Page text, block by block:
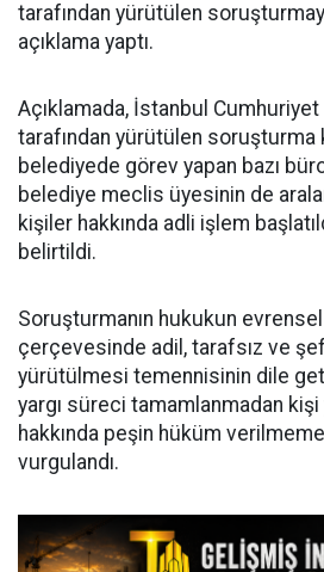
tarafından yürütülen
açıklama yaptı.
Açıklamada, İstanbul Cumhuriyet
tarafından yürütülen soruşturma
belediyede görev yapan bazı
belediye meclis üyesinin de
kişiler hakkında adli işlem
belirtildi.
Soruşturmanın hukukun
çerçevesinde adil, tarafsız ve
yürütülmesi temennisinin dile
yargı süreci tamamlanmadan
hakkında peşin hüküm
vurgulandı.